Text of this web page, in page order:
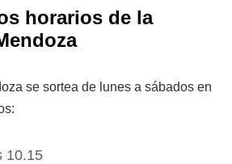
horarios de la
se sortea de lunes a sábados en
10.15